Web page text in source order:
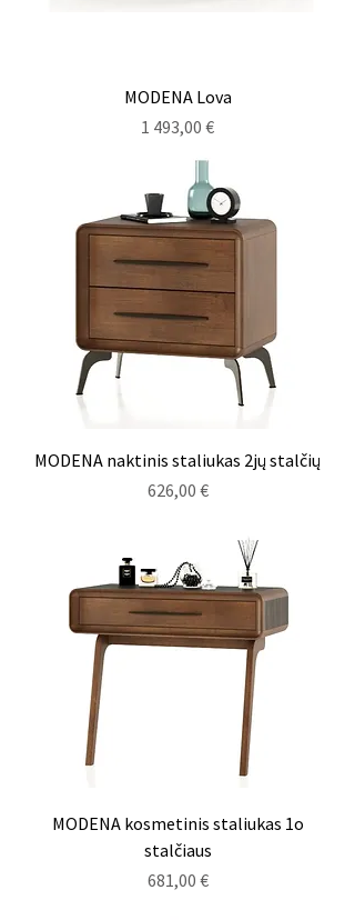
MODENA Lova
Kaina
1 493,00 €
MODENA naktinis staliukas 2jų stalčių
Kaina
626,00 €
MODENA kosmetinis staliukas 1o
stalčiaus
Kaina
681,00 €